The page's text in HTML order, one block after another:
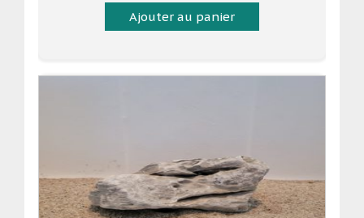
Ajouter au panier